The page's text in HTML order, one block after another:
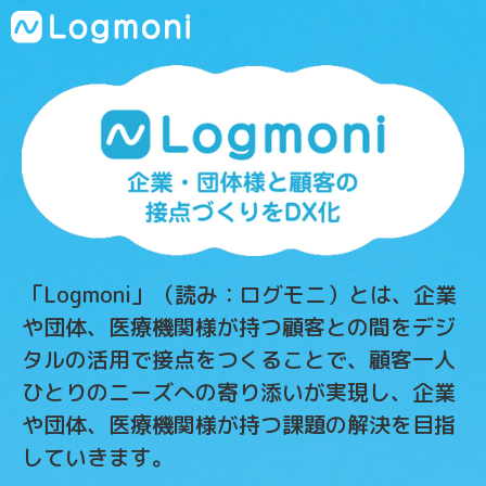
「Logmoni」（読み：ログモニ）とは、企業
や団体、医療機関様が持つ顧客との間をデジ
タルの活用で接点をつくることで、顧客一人
ひとりのニーズへの寄り添いが実現し、企業
や団体、医療機関様が持つ課題の解決を目指
していきます。